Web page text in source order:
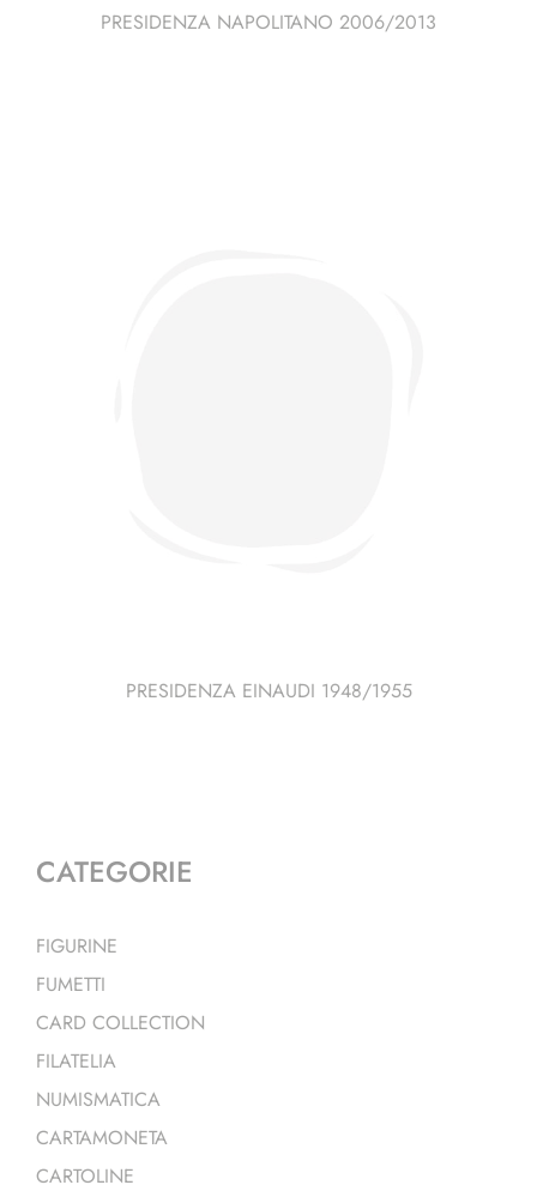
PRESIDENZA NAPOLITANO 2006/2013
PRESIDENZA EINAUDI 1948/1955
CATEGORIE
FIGURINE
FUMETTI
CARD COLLECTION
FILATELIA
NUMISMATICA
CARTAMONETA
CARTOLINE